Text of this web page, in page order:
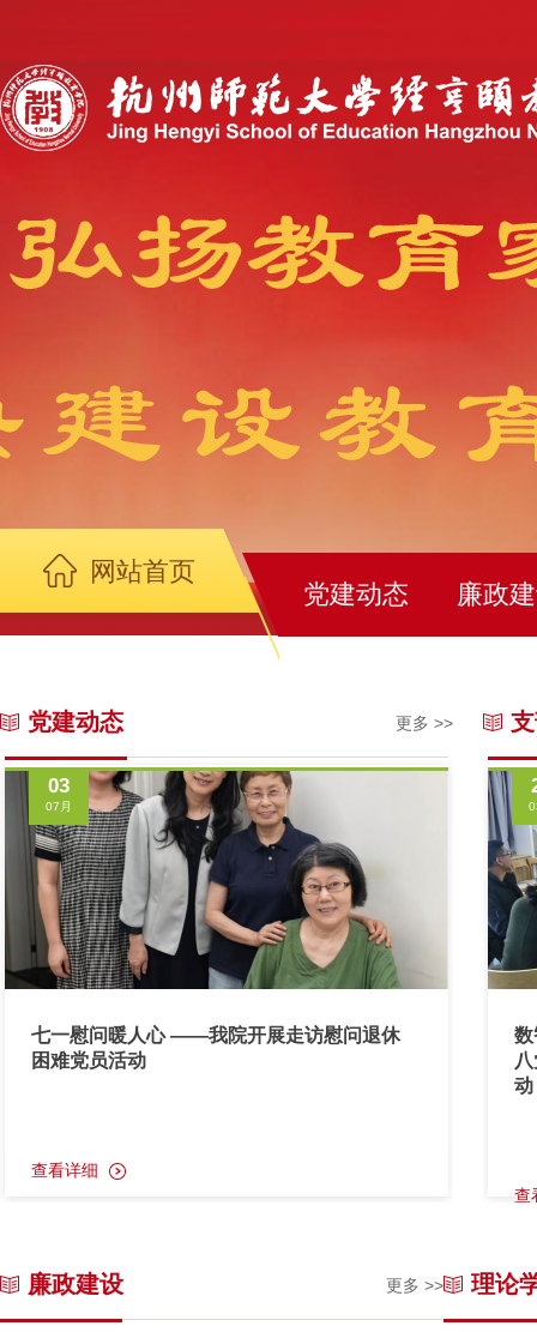
网站首页
党建动态 廉政
党建动态 更多 >>
03
07月
七一慰问暖人心 ——我院开展走访慰问退休
困难党员活动
查看详细
动
查
廉政建设 更多 >> 理论